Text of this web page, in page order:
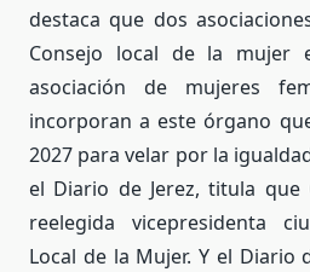
destaca que dos
Consejo local de la mujer
asociación de mujeres
incorporan a este órgano
2027 para velar por la
el Diario de Jerez, titula que
reelegida vicepresidenta
Local de la Mujer. Y el Diario